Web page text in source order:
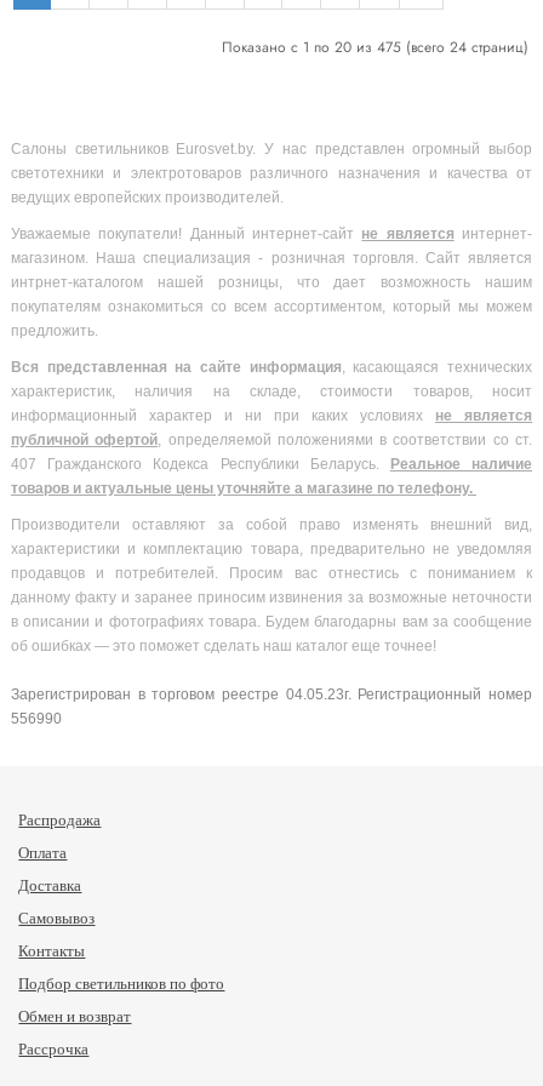
Показано с 1 по 20 из 475 (всего 24 страниц)
Салоны светильников Eurosvet.by. У нас представлен огромный выбор
светотехники и электротоваров различного назначения и качества от
ведущих европейских производителей.
Уважаемые покупатели! Данный интернет-сайт не является интернет-
магазином. Наша специализация - розничная торговля. Сайт является
интрнет-каталогом нашей розницы, что дает возможность нашим
покупателям ознакомиться со всем ассортиментом, который мы можем
предложить.
Вся представленная на сайте информация, касающаяся технических
характеристик, наличия на складе, стоимости товаров, носит
информационный характер и ни при каких условиях не является
публичной офертой, определяемой положениями в соответствии со ст.
407 Гражданского Кодекса Республики Беларусь. Реальное наличие
товаров и актуальные цены уточняйте а магазине по телефону.
Производители оставляют за собой право изменять внешний вид,
характеристики и комплектацию товара, предварительно не уведомляя
продавцов и потребителей. Просим вас отнестись с пониманием к
данному факту и заранее приносим извинения за возможные неточности
в описании и фотографиях товара. Будем благодарны вам за сообщение
об ошибках — это поможет сделать наш каталог еще точнее!
Зарегистрирован в торговом реестре 04.05.23г. Регистрационный номер
556990
Распродажа
Оплата
Доставка
Самовывоз
Контакты
Подбор светильников по фото
Обмен и возврат
Рассрочка